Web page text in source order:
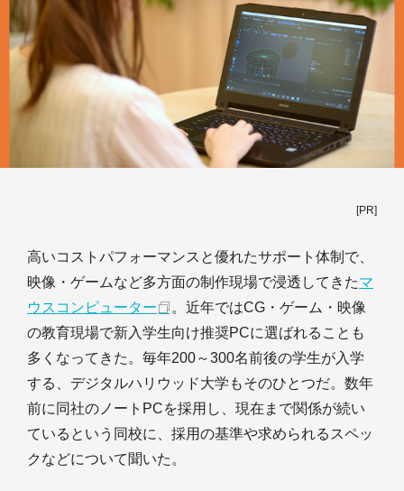
[PR]
高いコストパフォーマンスと優れたサポート体制で、
映像・ゲームなど多方面の制作現場で浸透してきたマ
ウスコンピューター
。近年ではCG・ゲーム・映像
の教育現場で新入学生向け推奨PCに選ばれることも
多くなってきた。毎年200～300名前後の学生が入学
する、デジタルハリウッド大学もそのひとつだ。数年
前に同社のノートPCを採用し、現在まで関係が続い
ているという同校に、採用の基準や求められるスペッ
クなどについて聞いた。